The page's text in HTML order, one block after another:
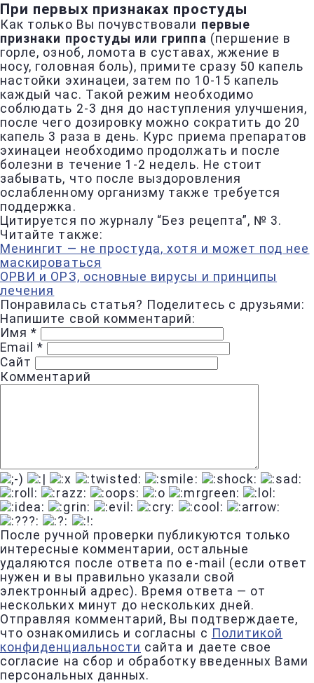
При первых признаках простуды
Как только Вы почувствовали первые
признаки простуды или гриппа (першение в
горле, озноб, ломота в суставах, жжение в
носу, головная боль), примите сразу 50 капель
настойки эхинацеи, затем по 10-15 капель
каждый час. Такой режим необходимо
соблюдать 2-3 дня до наступления улучшения,
после чего дозировку можно сократить до 20
капель 3 раза в день. Курс приема препаратов
эхинацеи необходимо продолжать и после
болезни в течение 1-2 недель. Не стоит
забывать, что после выздоровления
ослабленному организму также требуется
поддержка.
Цитируется по журналу “Без рецепта”, № 3.
Читайте также:
Менингит — не простуда, хотя и может под нее
маскироваться
ОРВИ и ОРЗ, основные вирусы и принципы
лечения
Понравилась статья? Поделитесь с друзьями:
Напишите свой комментарий:
Имя*
Email*
Сайт
Комментарий
После ручной проверки публикуются только
интересные комментарии, остальные
удаляются после ответа по e-mail (если ответ
нужен и вы правильно указали свой
электронный адрес). Время ответа — от
нескольких минут до нескольких дней.
Отправляя комментарий, Вы подтверждаете,
что ознакомились и согласны с Политикой
конфиденциальности сайта и даете свое
согласие на сбор и обработку введенных Вами
персональных данных.